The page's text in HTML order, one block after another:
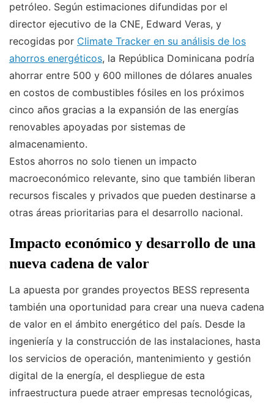
petróleo. Según estimaciones difundidas por el
director ejecutivo de la CNE, Edward Veras, y
recogidas por Climate Tracker en su análisis de los
ahorros energéticos, la República Dominicana podría
ahorrar entre 500 y 600 millones de dólares anuales
en costos de combustibles fósiles en los próximos
cinco años gracias a la expansión de las energías
renovables apoyadas por sistemas de
almacenamiento.
Estos ahorros no solo tienen un impacto
macroeconómico relevante, sino que también liberan
recursos fiscales y privados que pueden destinarse a
otras áreas prioritarias para el desarrollo nacional.
Impacto económico y desarrollo de una
nueva cadena de valor
La apuesta por grandes proyectos BESS representa
también una oportunidad para crear una nueva cadena
de valor en el ámbito energético del país. Desde la
ingeniería y la construcción de las instalaciones, hasta
los servicios de operación, mantenimiento y gestión
digital de la energía, el despliegue de esta
infraestructura puede atraer empresas tecnológicas,